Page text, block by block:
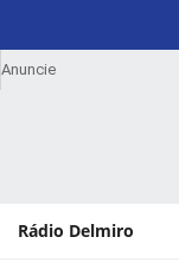
Anuncie
Rádio Delmiro